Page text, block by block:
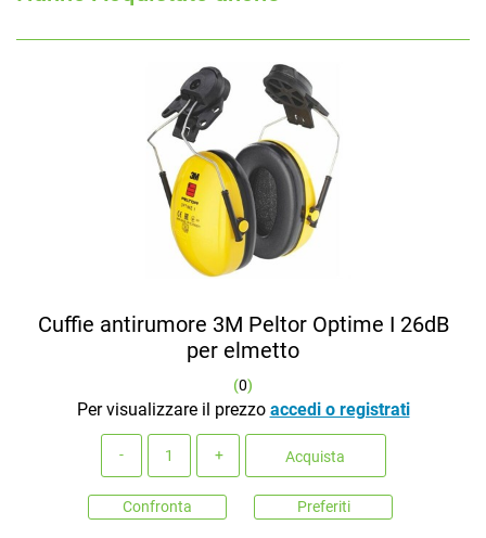
Cuffie antirumore 3M Peltor Optime I 26dB
per elmetto
(0)
Per visualizzare il prezzo accedi o registrati
Acquista
Confronta Preferiti